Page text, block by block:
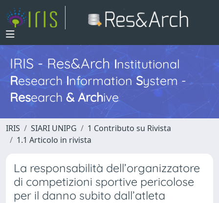
IRIS - Res&ArchInstitutional
Research InformationSystem -
Research & Archive
IRIS SIARI UNIPG
1 Contributo su Rivista
1.1 Articolo in rivista
La responsabilità dell’organizzatore
di competizioni sportive pericolose
per il danno subito dall’atleta